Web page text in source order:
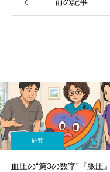
前の記事
研究
血圧の“第3の数字”『脈圧』